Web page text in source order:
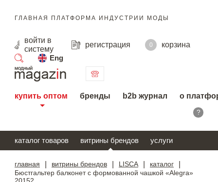
ГЛАВНАЯ ПЛАТФОРМА ИНДУСТРИИ МОДЫ
войти в
систему
регистрация 0
корзина
Eng
поиск
купить оптом бренды b2b журнал о
?
каталог товаров витрины брендов услуги
главная витрины брендов LISCA каталог
Бюстгальтер балконет с формованной чашкой «Alegra»